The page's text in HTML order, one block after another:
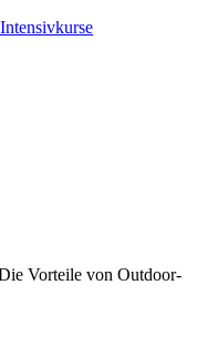
Intensivkurse
Vorteile von Outdoor-